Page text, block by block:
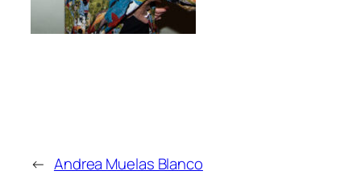
← Andrea Muelas Blanco